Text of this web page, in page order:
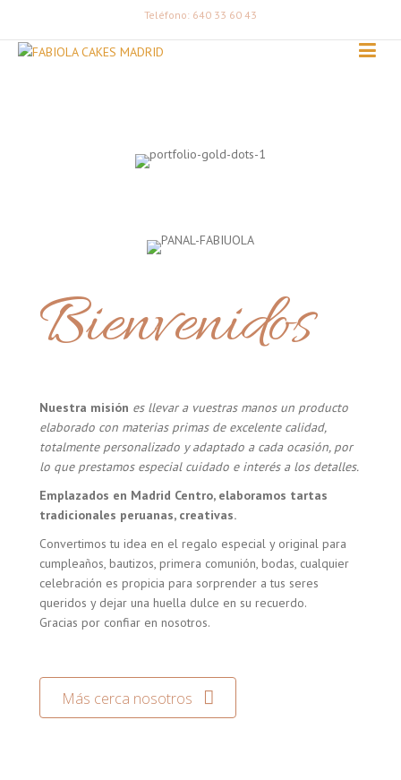
Teléfono: 640 33 60 43
Bienvenidos
Nuestra misión es llevar a vuestras manos un producto
elaborado con materias primas de excelente calidad,
totalmente personalizado y adaptado a cada ocasión, por
lo que prestamos especial cuidado e interés a los detalles.
Emplazados en Madrid Centro, elaboramos tartas
tradicionales peruanas, creativas.
Convertimos tu idea en el regalo especial y original para
cumpleaños, bautizos, primera comunión, bodas, cualquier
celebración es propicia para sorprender a tus seres
queridos y dejar una huella dulce en su recuerdo.
Gracias por confiar en nosotros.
Más cerca nosotros